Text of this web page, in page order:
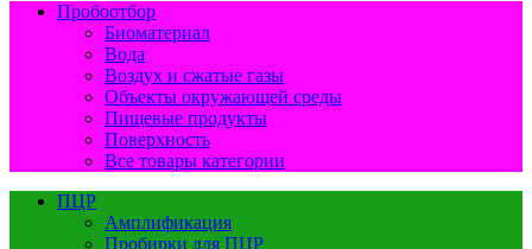
Пробоотбор
Биоматериал
Вода
Воздух и сжатые газы
Объекты окружающей среды
Пищевые продукты
Поверхность
Все товары категории
ПЦР
Амплификация
Пробирки для ПЦР